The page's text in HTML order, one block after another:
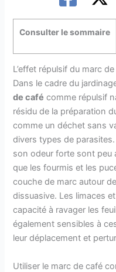
Consulter le sommaire
L’effet répulsif du marc
Dans le cadre du
de café comme répulsif
résidu de la préparation
comme un déchet sans
divers types de
son odeur forte sont peu
que les fourmis et les
couche de marc autour
dissuasive. Les limaces
capacité à ravager les
également sensibles à
leur déplacement et
Utiliser le marc de café